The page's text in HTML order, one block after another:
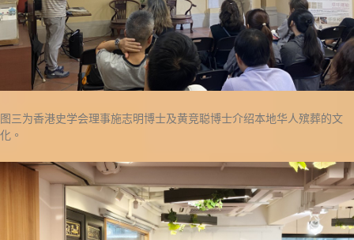
图三为香港史学会理事施志明博士及黄竞聪博士介绍本地华人殡葬的文
化。